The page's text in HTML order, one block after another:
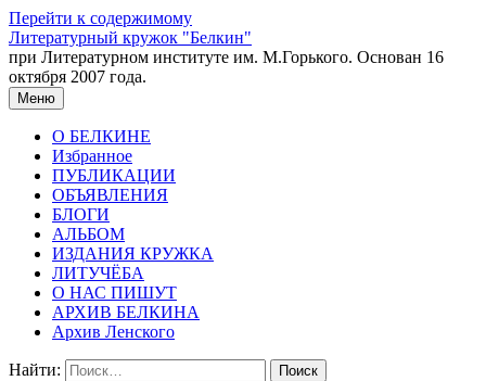
Перейти к содержимому
Литературный кружок "Белкин"
при Литературном институте им. М.Горького. Основан 16
октября 2007 года.
Меню
О БЕЛКИНЕ
Избранное
ПУБЛИКАЦИИ
ОБЪЯВЛЕНИЯ
БЛОГИ
АЛЬБОМ
ИЗДАНИЯ КРУЖКА
ЛИТУЧЁБА
О НАС ПИШУТ
АРХИВ БЕЛКИНА
Архив Ленского
Найти: